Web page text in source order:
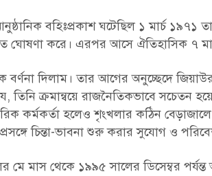
বহিঃপ্রকাশ ঘটেছিল ১ মার্চ ১৯৭১
ঘোষণা করে। এরপর আসে ঐতিহাসিক ৭
দিলাম। তার আগের অনুচ্ছেদে
তিনি ক্রমান্বয়ে রাজনৈতিকভাবে সচেতন
কর্মকর্তা হলেও শৃংখলার কঠিন
চিন্তা-ভাবনা শুরু করার সুযোগ ও
মাস থেকে ১৯৯৫ সালের ডিসেম্বর পর্যন্ত